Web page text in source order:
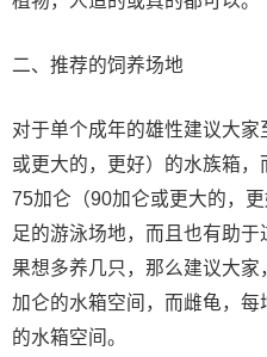
二、推荐的饲养场地
对于单个成年的雄性建议大
或更大的，更好）的水族箱
75加仑（90加仑或更大的，
足的游泳场地，而且也有助
果想多养几只，那么建议大
加仑的水箱空间，而雌龟，
的水箱空间。